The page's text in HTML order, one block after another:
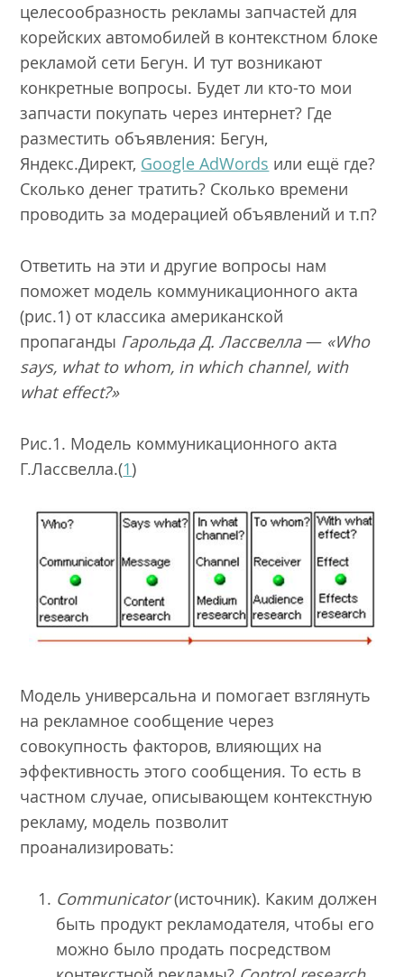
целесообразность рекламы запчастей для
корейских автомобилей в контекстном блоке
рекламой сети Бегун. И тут возникают
конкретные вопросы. Будет ли кто-то мои
запчасти покупать через интернет? Где
разместить объявления: Бегун,
Яндекс.Директ, Google AdWords или ещё где?
Сколько денег тратить? Сколько времени
проводить за модерацией объявлений и т.п?
Ответить на эти и другие вопросы нам
поможет модель коммуникационного акта
(рис.1) от классика американской
пропаганды Гарольда Д. Лассвелла— «Who
says, what to whom, in which channel, with
what effect?»
Рис.1. Модель коммуникационного акта
Г.Лассвелла.(1)
Модель универсальна и помогает взглянуть
на рекламное сообщение через
совокупность факторов, влияющих на
эффективность этого сообщения. То есть в
частном случае, описывающем контекстную
рекламу, модель позволит
проанализировать:
Communicator(источник). Каким должен
быть продукт рекламодателя, чтобы его
можно было продать посредством